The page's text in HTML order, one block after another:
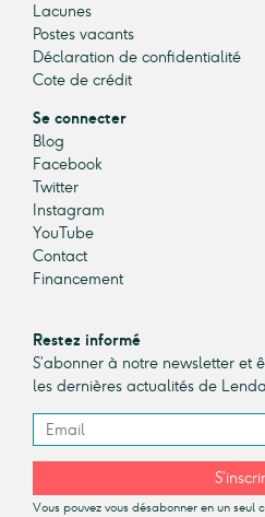
Lacunes
Postes vacants
Déclaration de confidentialité
Cote de crédit
Se connecter
Blog
Facebook
Twitter
Instagram
YouTube
Contact
Financement
Restez informé
S’abonner à notre newsletter et
les dernières actualités de
Vous pouvez vous désabonner en un seul